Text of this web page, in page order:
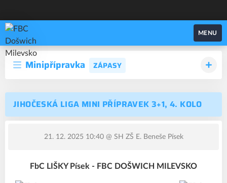
FBC Došwich Milevsko
MENU
Minipřípravka ZÁPASY
JIHOČESKÁ LIGA MINI PŘÍPRAVEK 3+1, 4. KOLO
21. 12. 2025 10:40@ SH ZŠ E. Beneše Písek
FbC LIŠKY Písek - FBC DOŠWICH MILEVSKO